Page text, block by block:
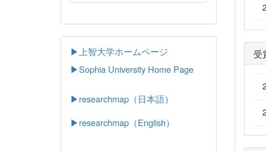
受
▶上智大学ホームページ
▶Sophia University Home Page
▶researchmap（日本語）
▶researchmap（English）